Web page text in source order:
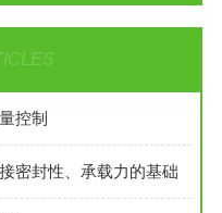
控制
密封性、承载力的基础